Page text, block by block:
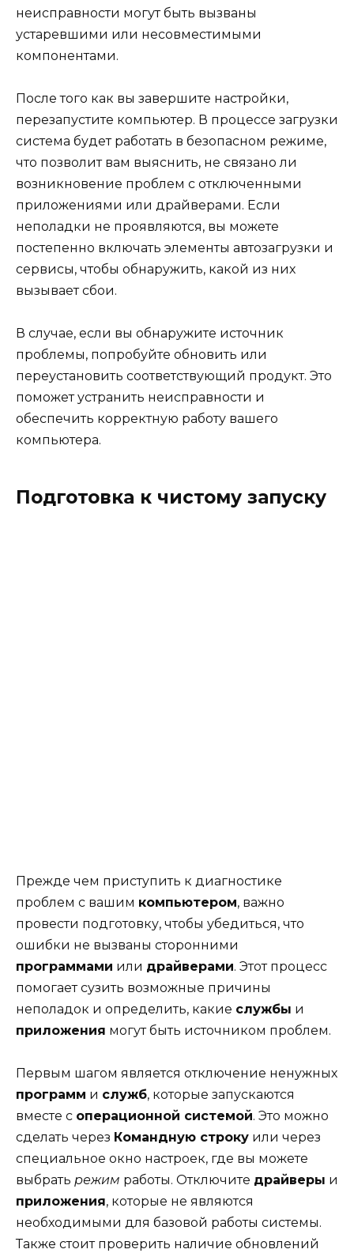
неисправности могут быть вызваны
устаревшими или несовместимыми
компонентами.
После того как вы завершите настройки,
перезапустите компьютер. В процессе загрузки
система будет работать в безопасном режиме,
что позволит вам выяснить, не связано ли
возникновение проблем с отключенными
приложениями или драйверами. Если
неполадки не проявляются, вы можете
постепенно включать элементы автозагрузки и
сервисы, чтобы обнаружить, какой из них
вызывает сбои.
В случае, если вы обнаружите источник
проблемы, попробуйте обновить или
переустановить соответствующий продукт. Это
поможет устранить неисправности и
обеспечить корректную работу вашего
компьютера.
Подготовка к чистому запуску
Прежде чем приступить к диагностике
проблем с вашим компьютером, важно
провести подготовку, чтобы убедиться, что
ошибки не вызваны сторонними
программами или драйверами. Этот процесс
помогает сузить возможные причины
неполадок и определить, какие службы и
приложения могут быть источником проблем.
Первым шагом является отключение ненужных
программ и служб, которые запускаются
вместе с операционной системой. Это можно
сделать через Командную строку или через
специальное окно настроек, где вы можете
выбрать режим работы. Отключите драйверы и
приложения, которые не являются
необходимыми для базовой работы системы.
Также стоит проверить наличие обновлений